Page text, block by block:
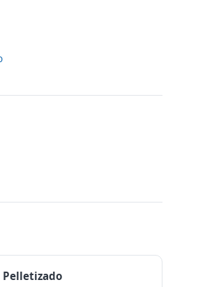
Pelletizado